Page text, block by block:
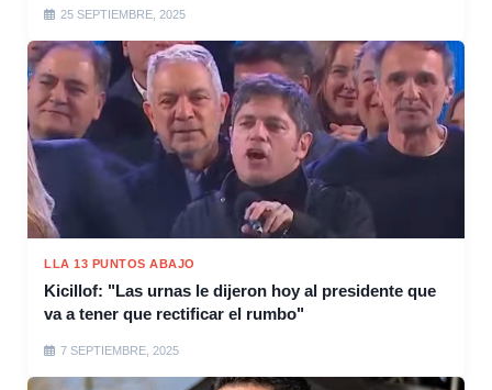
25 SEPTIEMBRE, 2025
LLA 13 PUNTOS ABAJO
Kicillof: "Las urnas le dijeron hoy al presidente que
va a tener que rectificar el rumbo"
7 SEPTIEMBRE, 2025